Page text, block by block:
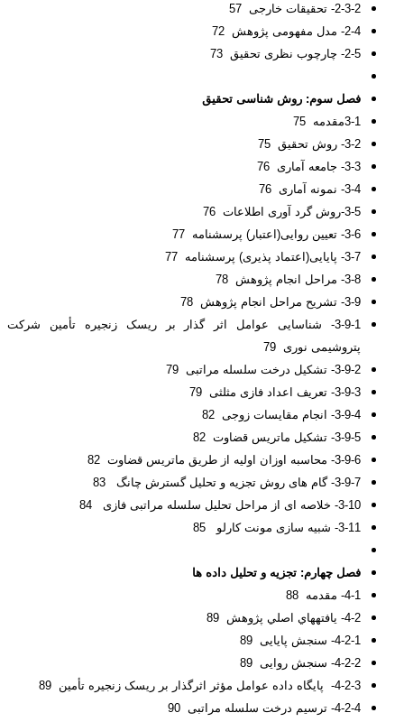
2-3-2- تحقیقات خارجی 57
2-4- مدل مفهومی پژوهش 72
2-5- چارچوب نظری تحقیق 73
فصل سوم: روش شناسی تحقیق
3-1مقدمه 75
3-2- روش تحقیق 75
3-3- جامعه آماری 76
3-4- نمونه آماری 76
3-5-روش گرد آوری اطلاعات 76
3-6- تعیین روایی(اعتبار) پرسشنامه 77
3-7- پایایی(اعتماد پذیری) پرسشنامه 77
3-8- مراحل انجام پژوهش 78
3-9- تشریح مراحل انجام پژوهش 78
3-9-1- شناسایی عوامل اثر گذار بر ریسک زنجیره تأمین شرکت
پتروشیمی نوری 79
3-9-2- تشکیل درخت سلسله مراتبی 79
3-9-3- تعریف اعداد فازی مثلثی 79
3-9-4- انجام مقایسات زوجی 82
3-9-5- تشکیل ماتریس قضاوت 82
3-9-6- محاسبه اوزان اولیه از طریق ماتریس قضاوت 82
3-9-7- گام های روش تجزیه و تحلیل گسترش چانگ 83
3-10- خلاصه ای از مراحل تحلیل سلسله مراتبی فازی 84
3-11- شبیه سازی مونت کارلو 85
فصل چهارم: تجزیه و تحلیل داده ها
4-1- مقدمه 88
4-2- يافته­هاي اصلي پژوهش 89
4-2-1- سنجش پایایی 89
4-2-2- سنجش روایی 89
4-2-3- پایگاه داده­ عوامل مؤثر اثرگذار بر ریسک زنجیره تأمین 89
4-2-4- ترسیم درخت سلسله مراتبی 90